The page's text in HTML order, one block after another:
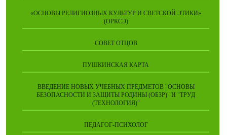
«ОСНОВЫ РЕЛИГИОЗНЫХ КУЛЬТУР И СВЕТСКОЙ ЭТИКИ»
(ОРКСЭ)
СОВЕТ ОТЦОВ
ПУШКИНСКАЯ КАРТА
ВВЕДЕНИЕ НОВЫХ УЧЕБНЫХ ПРЕДМЕТОВ "ОСНОВЫ
БЕЗОПАСНОСТИ И ЗАЩИТЫ РОДИНЫ (ОБЗР)" И "ТРУД
(ТЕХНОЛОГИЯ)"
ПЕДАГОГ-ПСИХОЛОГ